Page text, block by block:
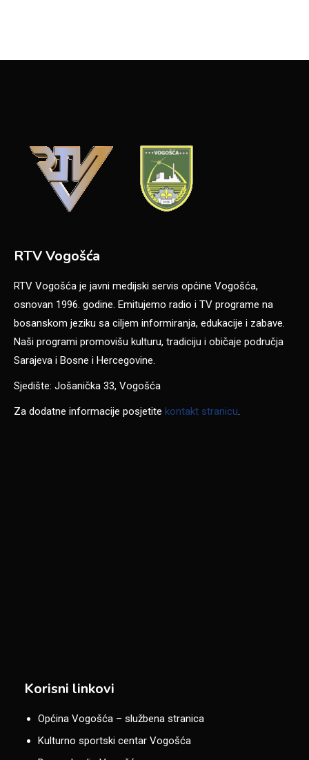
RTV Vogošća
RTV Vogošća je javni medijski servis općine Vogošća,
osnovan 1996. godine. Emitujemo radio i TV programe na
bosanskom jeziku sa ciljem informiranja, edukacije i zabave.
Naši programi promovišu kulturu, tradiciju i običaje područja
Sarajeva i Bosne i Hercegovine.
Sjedište: Jošanička 33, Vogošća
Za dodatne informacije posjetite kontakt stranicu
Korisni linkovi
Općina Vogošća – službena stranica
Kulturno sportski centar Vogošća